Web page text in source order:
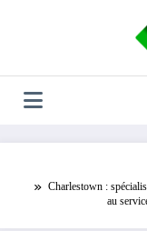
Charlestown :
au